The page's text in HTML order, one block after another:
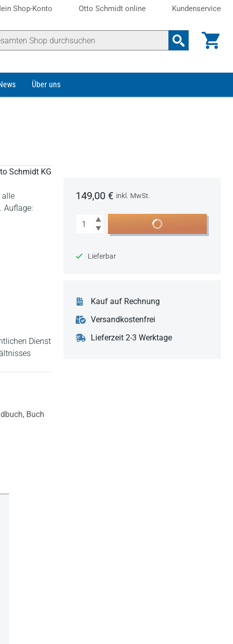
Shop-Konto Otto Schmidt online Kundenservice
Über uns
Schmidt KG
alle
Auflage:
Dienst
Buch
149,00 € inkl. MwSt.
Anzahl In den Warenkorb
Lieferbar
Kauf auf Rechnung
Versandkostenfrei
Lieferzeit 2-3 Werktage